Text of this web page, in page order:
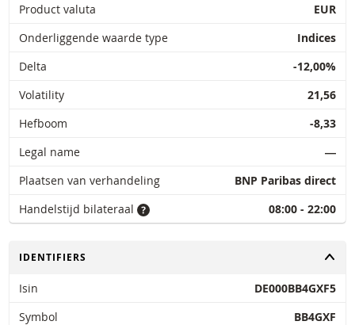
Product valuta
EUR
Onderliggende waarde type
Indices
Delta
-12,00%
Volatility
21,56
Hefboom
-8,33
Legal name
―
Plaatsen van verhandeling
BNP Paribas direct
Handelstijd bilateraal
08:00 - 22:00
TOGGLE
IDENTIFIERS
Isin
DE000BB4GXF5
Symbol
BB4GXF